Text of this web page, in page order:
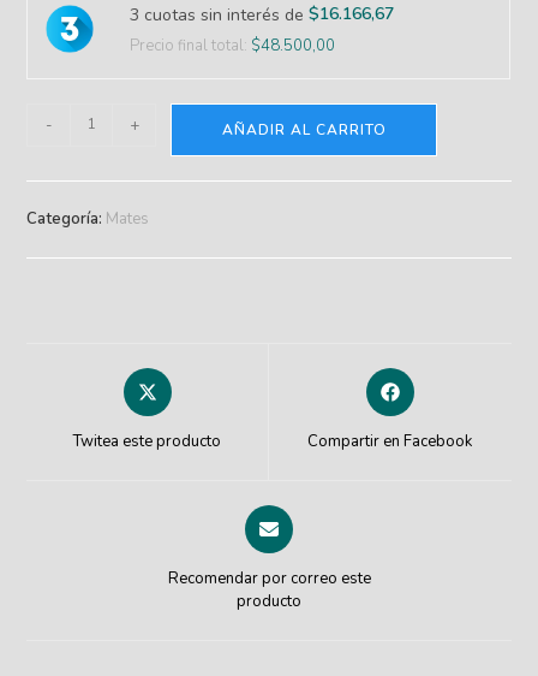
3 cuotas sin interés de$16.166,67
Precio final total: $48.500,00
- + AÑADIR AL CARRITO
Categoría: Mates
Twitea este producto Compartir en Facebook
Recomendar por correo este
producto